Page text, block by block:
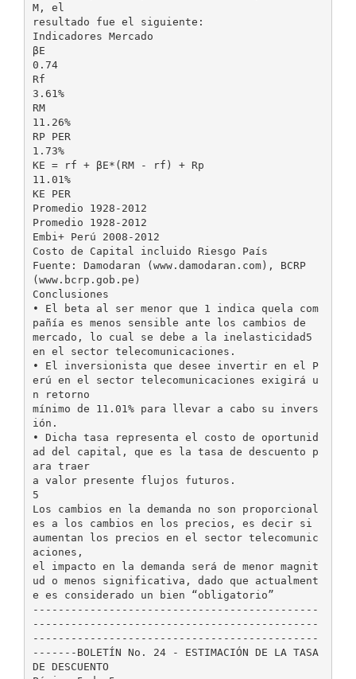
M, el
resultado fue el siguiente:
Indicadores Mercado
βE
0.74
Rf
3.61%
RM
11.26%
RP PER
1.73%
KE = rf + βE*(RM - rf) + Rp
11.01%
KE PER
Promedio 1928-2012
Promedio 1928-2012
Embi+ Perú 2008-2012
Costo de Capital incluido Riesgo País
Fuente: Damodaran (www.damodaran.com), BCRP
(www.bcrp.gob.pe)
Conclusiones
• El beta al ser menor que 1 indica quela com
pañía es menos sensible ante los cambios de
mercado, lo cual se debe a la inelasticidad5
en el sector telecomunicaciones.
• El inversionista que desee invertir en el P
erú en el sector telecomunicaciones exigirá u
n retorno
mínimo de 11.01% para llevar a cabo su invers
ión.
• Dicha tasa representa el costo de oportunid
ad del capital, que es la tasa de descuento p
ara traer
a valor presente flujos futuros.
5
Los cambios en la demanda no son proporcional
es a los cambios en los precios, es decir si
aumentan los precios en el sector telecomunic
aciones,
el impacto en la demanda será de menor magnit
ud o menos significativa, dado que actualment
e es considerado un bien “obligatorio”
---------------------------------------------
---------------------------------------------
---------------------------------------------
-------BOLETÍN No. 24 - ESTIMACIÓN DE LA TASA
DE DESCUENTO